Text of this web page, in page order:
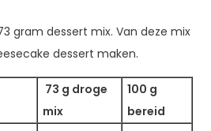
gram dessert mix. Van deze mix
dessert maken.
73 g droge
mix
100 g
bereid